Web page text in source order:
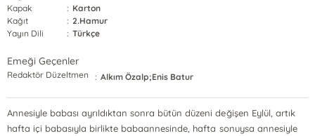
Kapak
: Karton
Kağıt
: 2.Hamur
Yayın Dili
: Türkçe
Emeği Geçenler
Redaktör Düzeltmen : Alkım Özalp;Enis Batur
Annesiyle babası ayrıldıktan sonra bütün düzeni değişen Eylül, artık
hafta içi babasıyla birlikte babaannesinde, hafta sonuysa annesiyle